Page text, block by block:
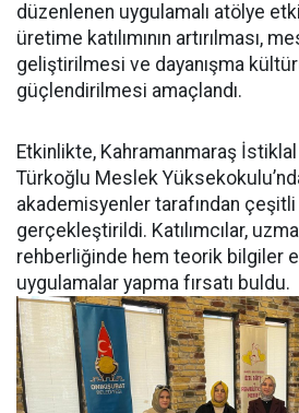
düzenlenen uygulamalı atölye
üretime katılımının artırılması,
geliştirilmesi ve dayanışma
güçlendirilmesi amaçlandı.
Etkinlikte, Kahramanmaraş
Türkoğlu Meslek
akademisyenler tarafından
gerçekleştirildi. Katılımcılar,
rehberliğinde hem teorik bilgiler
uygulamalar yapma fırsatı buldu.